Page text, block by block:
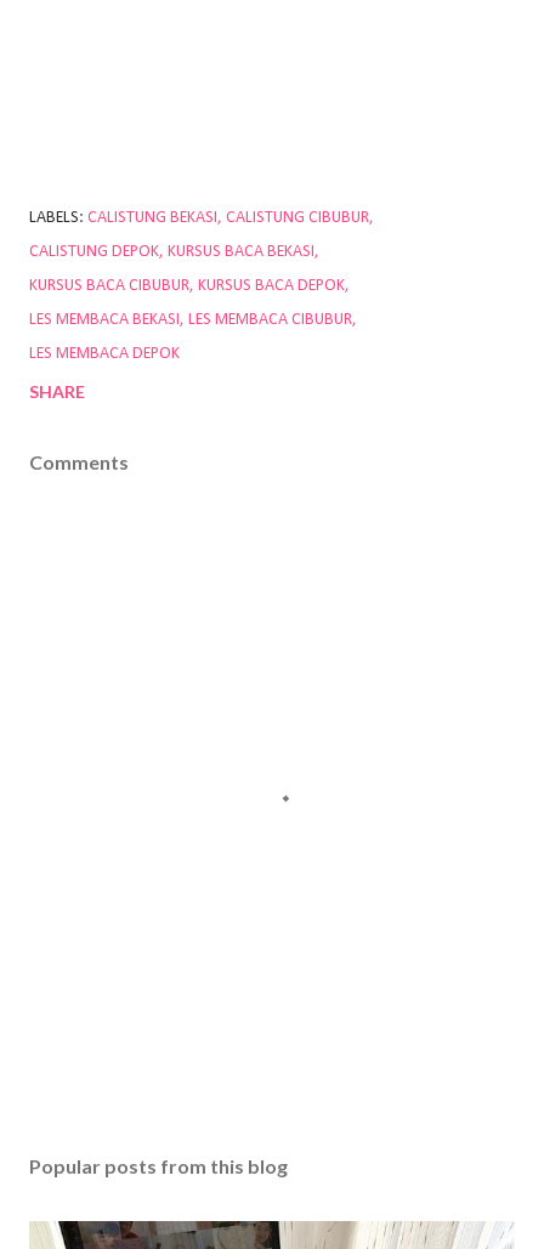
LABELS: CALISTUNG BEKASI
CALISTUNG CIBUBUR
CALISTUNG DEPOK KURSUS BACA BEKASI
KURSUS BACA CIBUBUR KURSUS BACA DEPOK
LES MEMBACA BEKASI
LES MEMBACA CIBUBUR
LES MEMBACA DEPOK
SHARE
Comments
Popular posts from this blog